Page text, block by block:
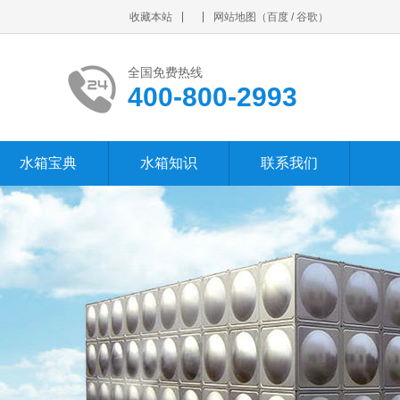
收藏本站 网站地图 （百度 /谷歌 ）
全国免费热线
400-800-2993
水箱宝典 水箱知识 联系我们